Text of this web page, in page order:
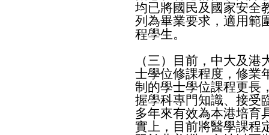
均已將國民及國家安全
列為畢業要求，適用範
程學生。
（三）目前，中大及
士學位修課程度，修業
制的學士學位課程更長
握學科專門知識、接受
多年來有效為本港培育
實上，目前將醫學課程